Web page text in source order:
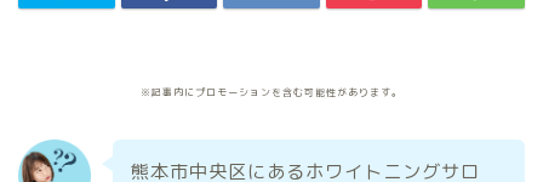
※記事内にプロモーションを含む可能性があります。
熊本市中央区にあるホワイトニングサロ